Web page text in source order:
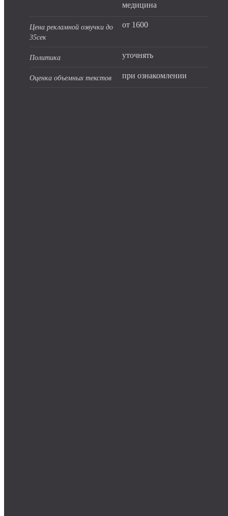
медицина
Цена рекламной озвучки до
35сек
от 1600
Политика уточнять
Оценка объемных текстов при ознакомлении